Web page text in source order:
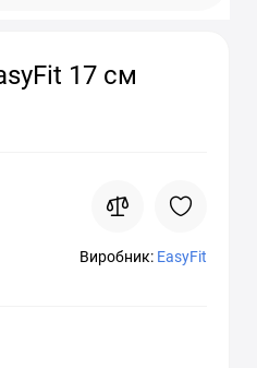
17 см
Виробник: EasyFit